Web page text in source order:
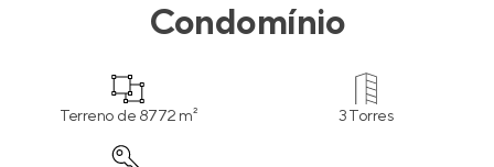
Condomínio
Terreno de 8772 m² 3 Torres